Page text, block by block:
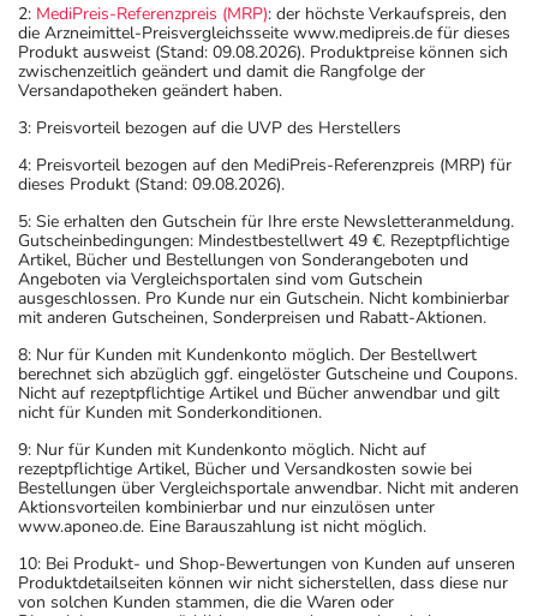
2: MediPreis-Referenzpreis (MRP): der höchste Verkaufspreis, den
die Arzneimittel-Preisvergleichsseite www.medipreis.de für dieses
Produkt ausweist (Stand: 09.08.2026). Produktpreise können sich
zwischenzeitlich geändert und damit die Rangfolge der
Versandapotheken geändert haben.
3: Preisvorteil bezogen auf die UVP des Herstellers
4: Preisvorteil bezogen auf den MediPreis-Referenzpreis (MRP) für
dieses Produkt (Stand: 09.08.2026).
5: Sie erhalten den Gutschein für Ihre erste Newsletteranmeldung.
Gutscheinbedingungen: Mindestbestellwert 49 €. Rezeptpflichtige
Artikel, Bücher und Bestellungen von Sonderangeboten und
Angeboten via Vergleichsportalen sind vom Gutschein
ausgeschlossen. Pro Kunde nur ein Gutschein. Nicht kombinierbar
mit anderen Gutscheinen, Sonderpreisen und Rabatt-Aktionen.
8: Nur für Kunden mit Kundenkonto möglich. Der Bestellwert
berechnet sich abzüglich ggf. eingelöster Gutscheine und Coupons.
Nicht auf rezeptpflichtige Artikel und Bücher anwendbar und gilt
nicht für Kunden mit Sonderkonditionen.
9: Nur für Kunden mit Kundenkonto möglich. Nicht auf
rezeptpflichtige Artikel, Bücher und Versandkosten sowie bei
Bestellungen über Vergleichsportale anwendbar. Nicht mit anderen
Aktionsvorteilen kombinierbar und nur einzulösen unter
www.aponeo.de. Eine Barauszahlung ist nicht möglich.
10: Bei Produkt- und Shop-Bewertungen von Kunden auf unseren
Produktdetailseiten können wir nicht sicherstellen, dass diese nur
von solchen Kunden stammen, die die Waren oder